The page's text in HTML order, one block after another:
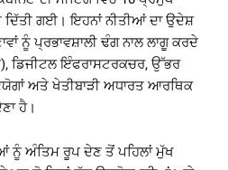
ਗਈ। ਇਹਨਾਂ ਨੀਤੀਆਂ ਦਾ ਉਦੇਸ਼
ਨੂੰ ਪ੍ਰਭਾਵਸ਼ਾਲੀ ਢੰਗ ਨਾਲ ਲਾਗੂ ਕਰਦੇ
ਡਿਜੀਟਲ ਇੰਫਰਾਸਟਰਕਚਰ, ਉੱਭਰ
ਅਤੇ ਖੇਤੀਬਾੜੀ ਅਧਾਰਤ ਆਰਥਿਕ
ਹੈ।
ਨੂੰ ਅੰਤਿਮ ਰੂਪ ਦੇਣ ਤੋਂ ਪਹਿਲਾਂ ਮੁੱਖ